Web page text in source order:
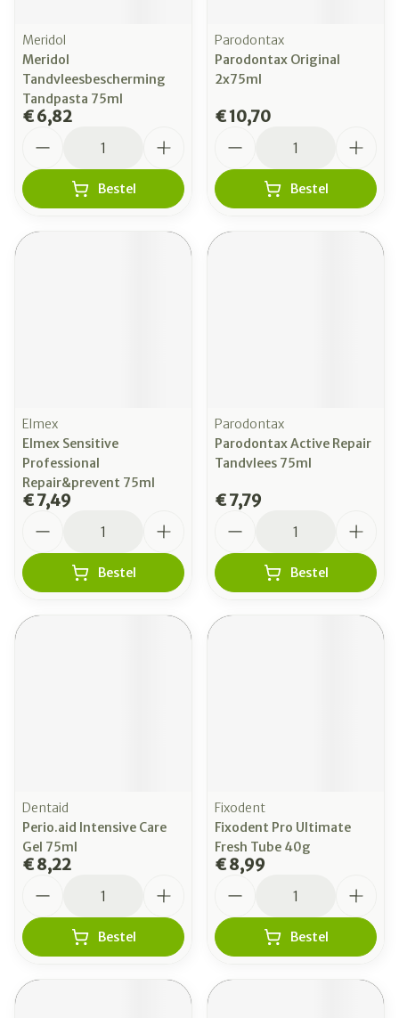
Meridol
Meridol
Tandvleesbescherming
Tandpasta 75ml
€ 6,82
Bestel
Parodontax
Parodontax Original
2x75ml
€ 10,70
Bestel
Elmex
Elmex Sensitive
Professional
Repair&prevent 75ml
€ 7,49
Bestel
Parodontax
Parodontax Active Repair
Tandvlees 75ml
€ 7,79
Bestel
Dentaid
Perio.aid Intensive Care
Gel 75ml
€ 8,22
Bestel
Fixodent
Fixodent Pro Ultimate
Fresh Tube 40g
€ 8,99
Bestel